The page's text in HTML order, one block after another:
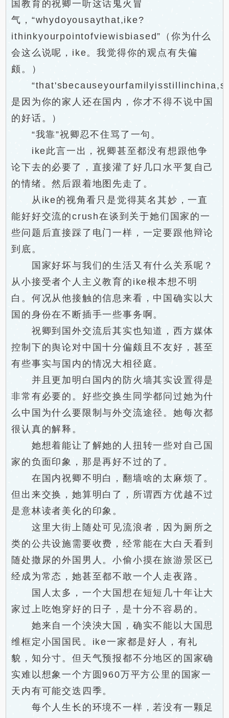
国教育的祝卿一听这话鬼火冒
气，“whydoyousaythat,ike?
ithinkyourpointofviewisbiased”（你为什么
会这么说呢，ike。我觉得你的观点有失偏
颇。）
是因为你的家人还在国内，你才不得不说中国
的好话。）
“我靠”祝卿忍不住骂了一句。
ike此言一出，祝卿甚至都没有想跟他争
论下去的必要了，直接灌了好几口水平复自己
的情绪。然后跟着地图先走了。
从ike的视角看只是觉得莫名其妙，一直
能好好交流的crush在谈到关于她们国家的一
些问题后直接踩了电门一样，一定要跟他辩论
到底。
国家好坏与我们的生活又有什么关系呢？
从小接受者个人主义教育的ike根本想不明
白。何况从他接触的信息来看，中国确实以大
国的身份在不断插手一些事务啊。
祝卿到国外交流后其实也知道，西方媒体
控制下的舆论对中国十分偏颇且不友好，甚至
有些事实与国内的情况大相径庭。
并且更加明白国内的防火墙其实设置得是
非常有必要的。好些交换生同学都问过她为什
么中国为什么要限制与外交流途径。她每次都
很认真的解释。
她想着能让了解她的人扭转一些对自己国
家的负面印象，那是再好不过的了。
在国内祝卿不明白，翻墙啥的太麻烦了。
但出来交换，她算明白了，所谓西方优越不过
是意林读者美化的印象。
这里大街上随处可见流浪者，因为厕所之
类的公共设施需要收费，经常能在大白天看到
随处撒尿的外国男人。小偷小摸在旅游景区已
经成为常态，她甚至都不敢一个人走夜路。
国人太多，一个大国想在短短几十年让大
家过上吃饱穿好的日子，是十分不容易的。
她来自一个泱泱大国，确实不能以大国思
维框定小国国民。ike一家都是好人，有礼
貌，知分寸。但天气预报都不分地区的国家确
实难以想象一个方圆960万平方公里的国家一
天内有可能交迭四季。
每个人生长的环境不一样，若没有一颗足